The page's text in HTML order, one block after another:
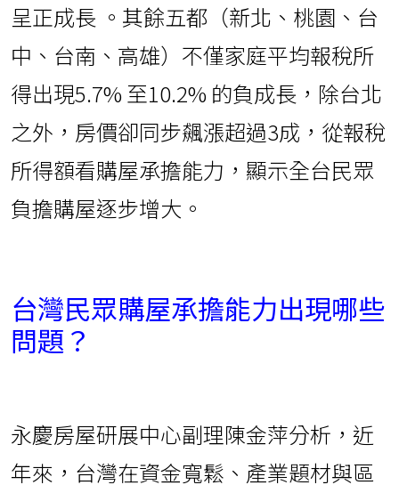
呈正成長 。其餘五都（新北、桃園、台
中、台南、高雄）不僅家庭平均報稅所
得出現5.7% 至10.2% 的負成長，除台北
之外，房價卻同步飆漲超過3成，從報稅
所得額看購屋承擔能力，顯示全台民眾
負擔購屋逐步增大。
台灣民眾購屋承擔能力出現哪些
問題？
永慶房屋研展中心副理陳金萍分析，近
年來，台灣在資金寬鬆、產業題材與區